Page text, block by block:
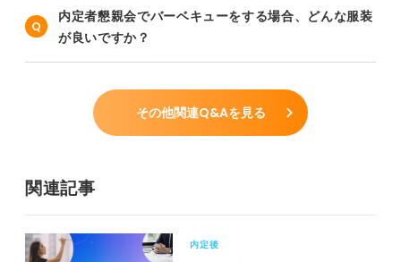
内定者懇親会でバーベキューをする場合、どんな服装
が良いですか？
その他関連Q&Aを見る
関連記事
内定後